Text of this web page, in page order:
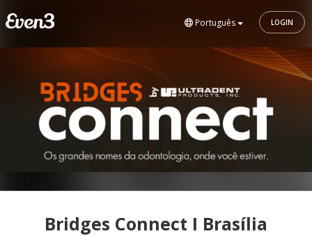
Português LOGIN
Bridges Connect I Brasília